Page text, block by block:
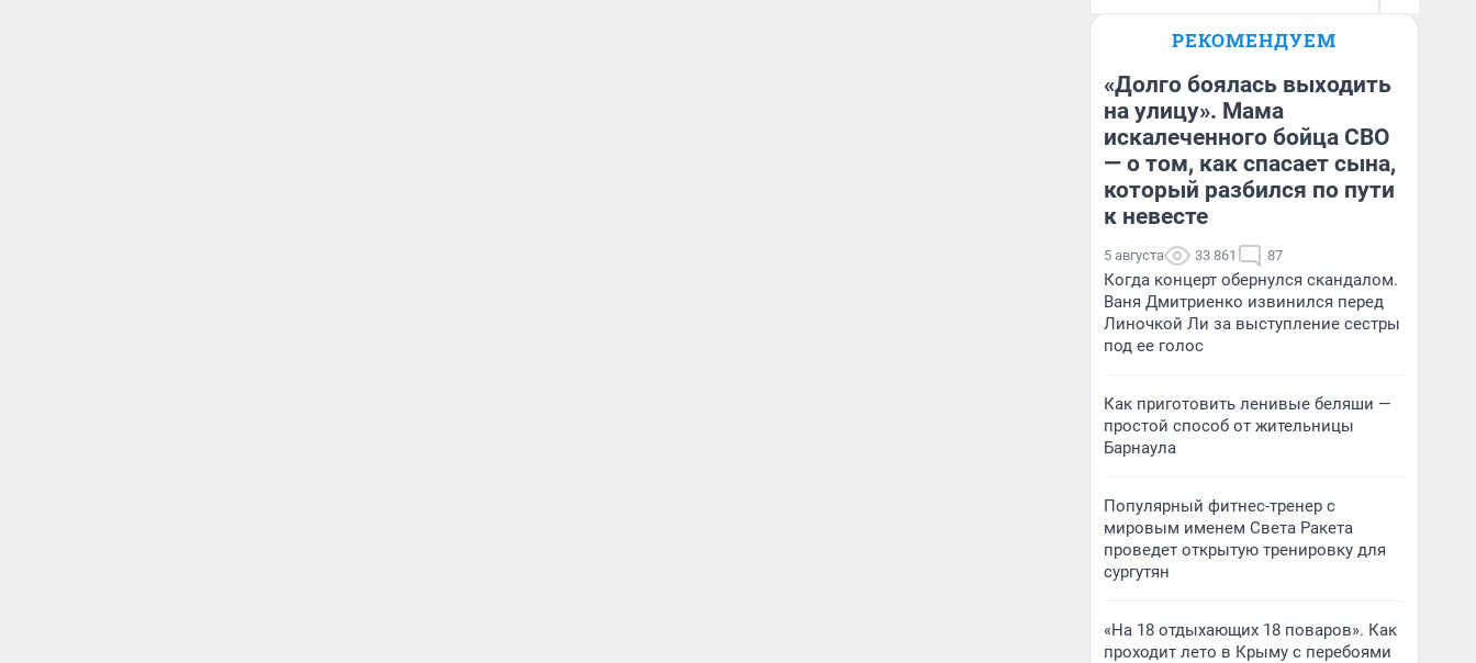
Игорь Коновалов
РЕКОМЕНДУЕМ
«Долго боялась выходить
на улицу». Мама
искалеченного бойца СВО
— о том, как спасает сына,
который разбился по пути
к невесте
5 августа 33 861 87
Когда концерт обернулся скандалом.
Ваня Дмитриенко извинился перед
Линочкой Ли за выступление сестры
под ее голос
Как приготовить ленивые беляши —
простой способ от жительницы
Барнаула
Популярный фитнес-тренер с
мировым именем Света Ракета
проведет открытую тренировку для
сургутян
«На 18 отдыхающих 18 поваров». Как
проходит лето в Крыму с перебоями